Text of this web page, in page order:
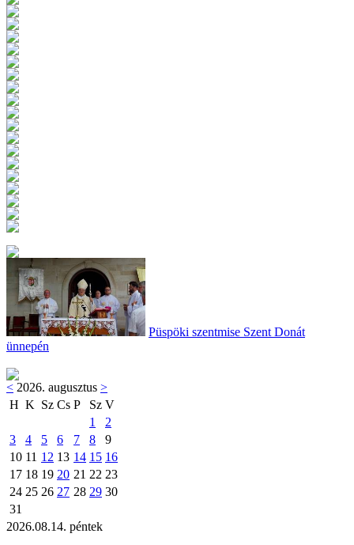
Püspöki szentmise Szent Donát
ünnepén
< 2026. augusztus >
H K Sz Cs P Sz V
1
2
3
4 5 6 7 8
9
10 11 12 13 14 15 16
17 18 19 20 21 22 23
24 25 26 27 28 29 30
31
2026.08.14. péntek